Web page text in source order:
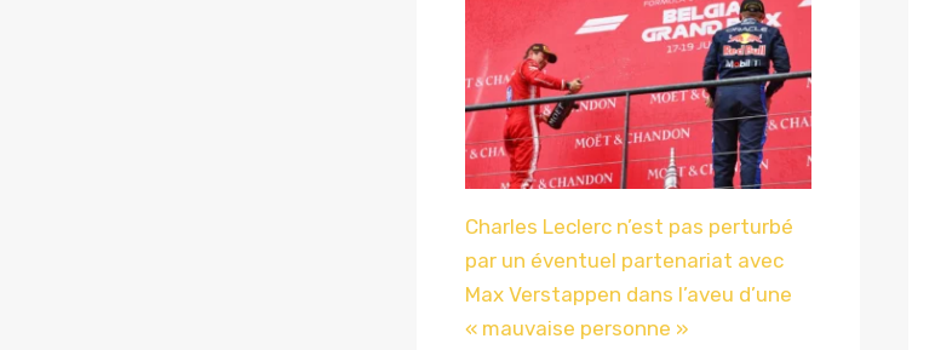
Charles Leclerc n’est pas perturbé
par un éventuel partenariat avec
Max Verstappen dans l’aveu d’une
« mauvaise personne »